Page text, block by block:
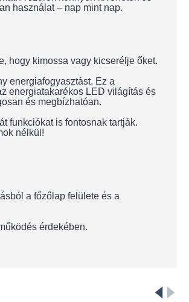
használat – nap mint nap.
hogy kimossa vagy kicserélje őket.
energiafogyasztást. Ez a
energiatakarékos LED világítás és
és megbízhatóan.
funkciókat is fontosnak tartják.
nélkül!
a főzőlap felülete és a
érdekében.